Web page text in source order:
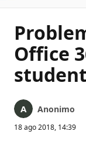
Office
Anonimo
18 ago 2018, 14:39